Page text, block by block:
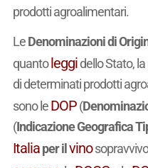
prodotti agroalimentari.
LeDenominazioni di
quantoleggidello Stato,
di determinati prodotti
sono leDOP(
(Indicazione Geografica
Italiaper il vino